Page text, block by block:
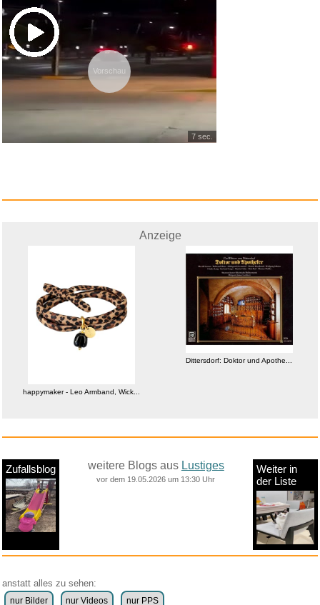
Vorschau
7 sec.
Anzeige
happymaker - Leo Armband, Wick...
Dittersdorf: Doktor und Apothe...
Zufallsblog weitere Blogs aus Lustiges
vor dem 19.05.2026 um 13:30 Uhr
Weiter in
der Liste
anstatt alles zu sehen:
nur Bilder nur Videos nur PPS